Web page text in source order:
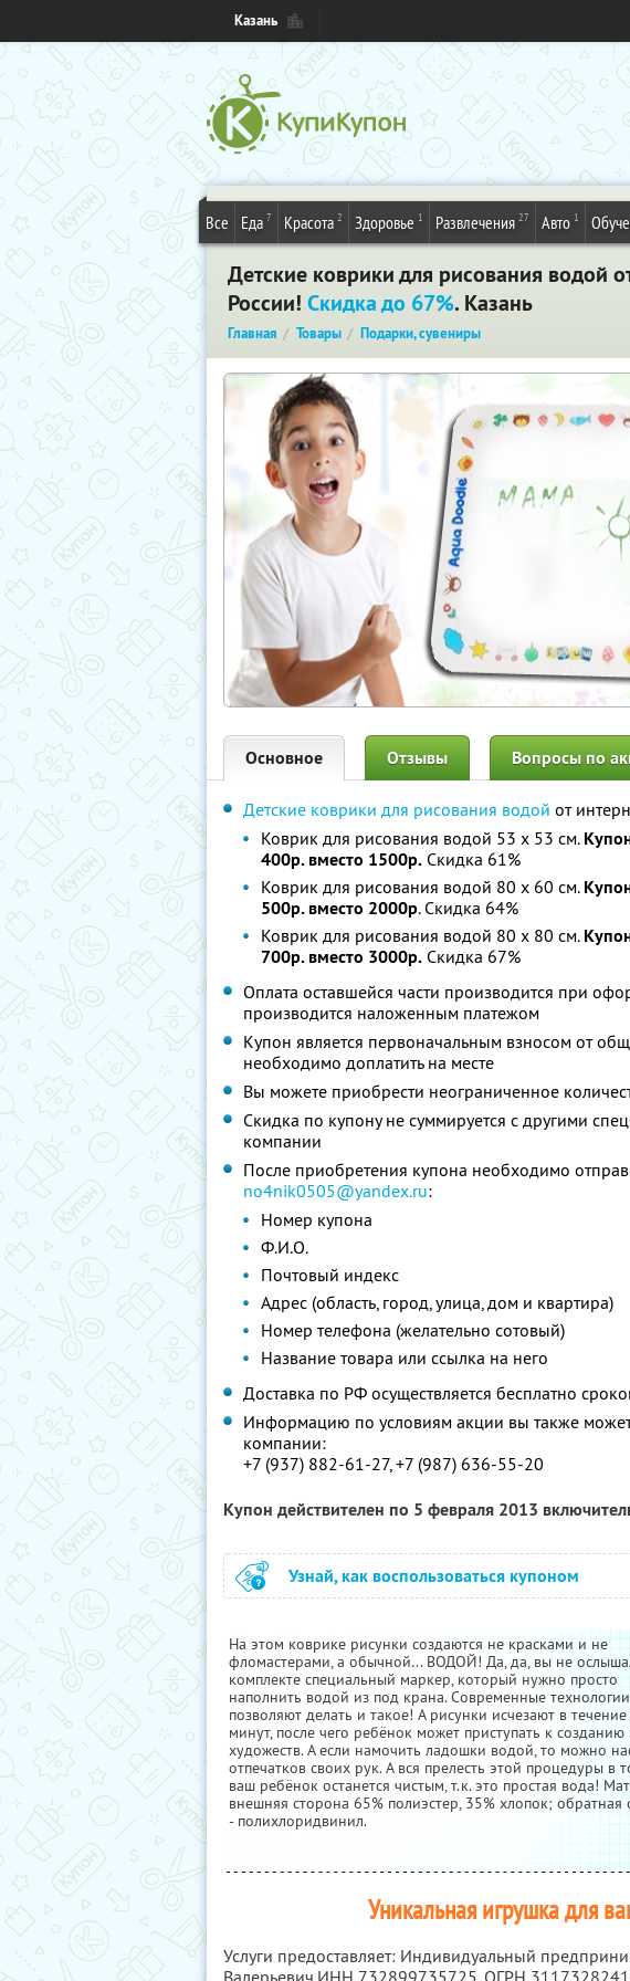
Казань
Все Еда 7 Красота 2 Здоровье 1 Развлечения 27 Авто 1
Детские коврики для рисования водой
России! Скидка до 67%. Казань
Главная Товары Подарки, сувениры
Основное Отзывы Вопросы по
Детские коврики для рисования водой от
Коврик для рисования водой 53 x 53 см.
400р. вместо 1500р. Скидка 61%
Коврик для рисования водой 80 x 60 см.
500р. вместо 2000р. Скидка 64%
Коврик для рисования водой 80 x 80 см.
700р. вместо 3000р. Скидка 67%
Оплата оставшейся части производится при
производится наложенным платежом
Купон является первоначальным взносом от
необходимо доплатить на месте
Вы можете приобрести неограниченное
Скидка по купону не суммируется с другими
компании
После приобретения купона необходимо
no4nik0505@yandex.ru:
Номер купона
Ф.И.О.
Почтовый индекс
Адрес (область, город, улица, дом и квартира)
Номер телефона (желательно сотовый)
Название товара или ссылка на него
Доставка по РФ осуществляется бесплатно
Информацию по условиям акции вы также
компании:
+7 (937) 882-61-27, +7 (987) 636-55-20
Купон действителен по 5 февраля 2013
Узнай, как воспользоваться купоном
На этом коврике рисунки создаются не красками и не
фломастерами, а обычной... ВОДОЙ! Да, да, вы не
комплекте специальный маркер, который нужно просто
наполнить водой из под крана. Современные технологии
позволяют делать и такое! А рисунки исчезают в течение
минут, после чего ребёнок может приступать к
художеств. А если намочить ладошки водой, то можно
отпечатков своих рук. А вся прелесть этой процедуры в
ваш ребёнок останется чистым, т.к. это простая вода!
внешняя сторона 65% полиэстер, 35% хлопок; обратная
- полихлоридвинил.
Уникальная игрушка для
Услуги предоставляет: Индивидуальный
Валерьевич, ИНН 732899735725 , ОГРН